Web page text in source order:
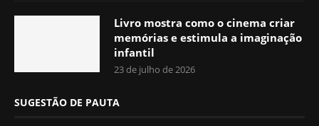
Livro mostra como o cinema criar
memórias e estimula a imaginação
infantil
23 de julho de 2026
SUGESTÃO DE PAUTA